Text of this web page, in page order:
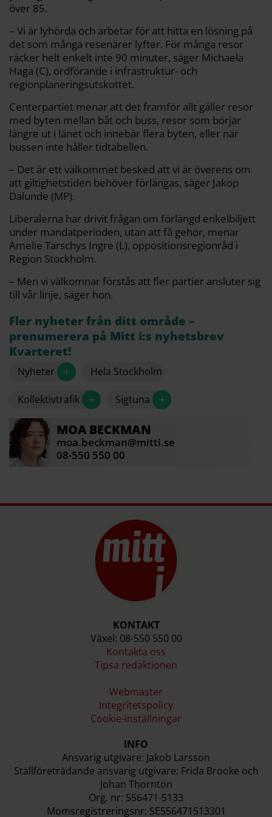
över 85.
– Vi är lyhörda och arbetar för att hitta en lösning på
det som många resenärer lyfter. För många resor
räcker helt enkelt inte 90 minuter, säger Michaela
Haga (C), ordförande i infrastruktur- och
regionplaneringsutskottet.
Centerpartiet menar att det framför allt gäller resor
med byten mellan båt och buss, resor som börjar
längre ut i länet och innebär flera byten, eller när
bussen inte håller tidtabellen.
– Det är ett välkommet besked att vi är överens om
att giltighetstiden behöver förlängas, säger Jakop
Dalunde (MP).
Liberalerna har drivit frågan om förlängd enkelbiljett
under mandatperioden, utan att få gehör, menar
Amelie Tarschys Ingre (L), oppositionsregionråd i
Region Stockholm.
– Men vi välkomnar förstås att fler partier ansluter sig
till vår linje, säger hon.
Fler nyheter från ditt område –
prenumerera på Mitt i:s nyhetsbrev
Kvarteret!
Nyheter + Hela Stockholm
Kollektivtrafik + Sigtuna +
MOA BECKMAN
moa.beckman@mitti.se
08-550 550 00
KONTAKT
Växel: 08-550 550 00
Kontakta oss
Tipsa redaktionen
Webmaster
Integritetspolicy
Cookie-inställningar
INFO
Ansvarig utgivare: Jakob Larsson
Ställföreträdande ansvarig utgivare: Frida Brooke och
Johan Thornton
Org. nr: 556471-5133
Momsregistreringsnr: SE556471513301